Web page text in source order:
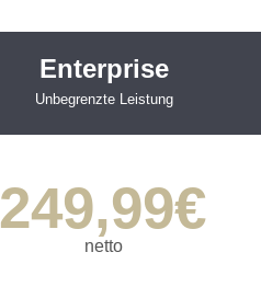
Enterprise
Unbegrenzte Leistung
249,99€
netto